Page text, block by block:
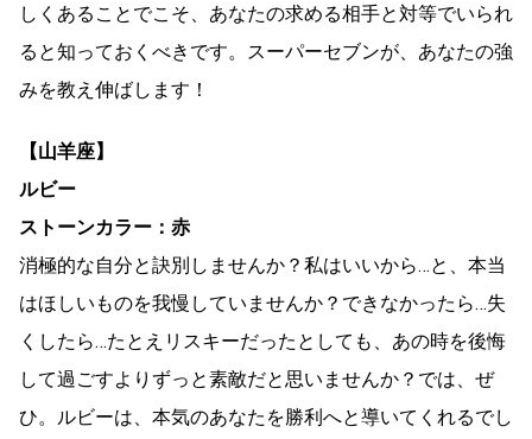
しくあることでこそ、あなたの求める相手と対等でいられ
ると知っておくべきです。スーパーセブンが、あなたの強
みを教え伸ばします！
【山羊座】
ルビー
ストーンカラー：赤
消極的な自分と訣別しませんか？私はいいから…と、本当
はほしいものを我慢していませんか？できなかったら…失
くしたら…たとえリスキーだったとしても、あの時を後悔
して過ごすよりずっと素敵だと思いませんか？では、ぜ
ひ。ルビーは、本気のあなたを勝利へと導いてくれるでし